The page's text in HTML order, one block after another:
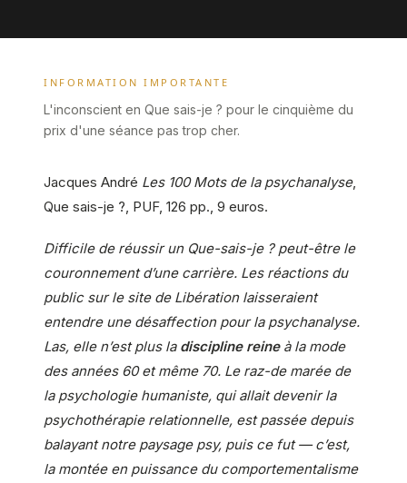
INFORMATION IMPORTANTE
L'inconscient en Que sais-je ? pour le cinquième du
prix d'une séance pas trop cher.
Jacques André Les 100 Mots de la psychanalyse,
Que sais-je ?, PUF, 126 pp., 9 euros.
Difficile de réussir un Que-sais-je ? peut-être le
couronnement d’une carrière. Les réactions du
public sur le site de Libération laisseraient
entendre une désaffection pour la psychanalyse.
Las, elle n’est plus la discipline reineà la mode
des années 60 et même 70. Le raz-de marée de
la psychologie humaniste, qui allait devenir la
psychothérapie relationnelle, est passée depuis
balayant notre paysage psy, puis ce fut — c’est,
la montée en puissance du comportementalisme